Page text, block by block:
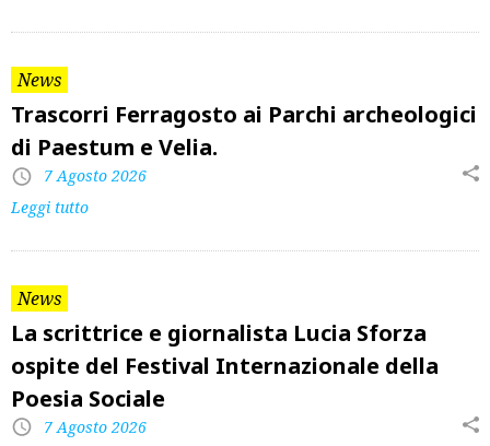
News
Trascorri Ferragosto ai Parchi archeologici
di Paestum e Velia.
7 Agosto 2026
Leggi tutto
News
La scrittrice e giornalista Lucia Sforza
ospite del Festival Internazionale della
Poesia Sociale
7 Agosto 2026